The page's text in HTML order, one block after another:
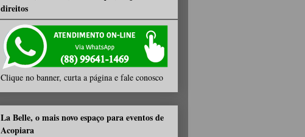
direitos
Clique no banner, curta a página e fale conosco
La Belle, o mais novo espaço para eventos de
Acopiara